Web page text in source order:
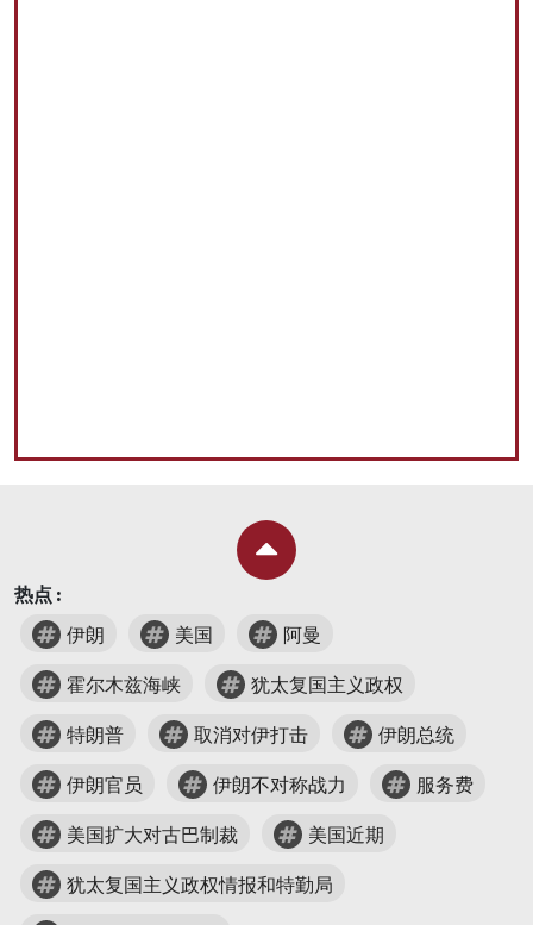
热点 :
伊朗
美国 阿曼
霍尔木兹海峡 犹太复国主义政权
特朗普 取消对伊打击 伊朗总统
伊朗官员 伊朗不对称战力 服务费
美国扩大对古巴制裁 美国近期
犹太复国主义政权情报和特勤局